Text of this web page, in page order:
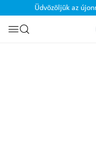
Ugrás a kereséshez
Üdvözöljük az